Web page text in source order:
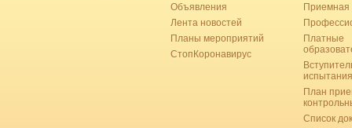
Объявления
Лента новостей
Планы мероприятий
СтопКоронавирус
Приемная
Платные
испытания
План
Список